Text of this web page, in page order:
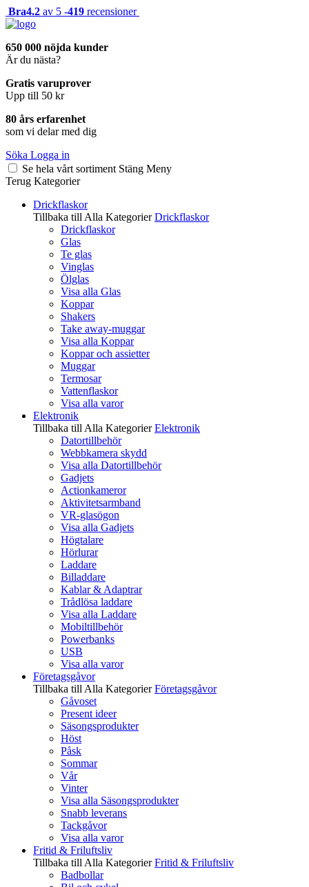
Bra4.2 av 5 -419 recensioner
650 000 nöjda kunder
Är du nästa?
Gratis varuprover
Upp till 50 kr
80 års erfarenhet
som vi delar med dig
Söka Logga in
Se hela vårt sortiment Stäng Meny
Terug Kategorier
Drickflaskor
Tillbaka till Alla Kategorier Drickflaskor
Drickflaskor
Glas
Te glas
Vinglas
Ölglas
Visa alla Glas
Koppar
Shakers
Take away-muggar
Visa alla Koppar
Koppar och assietter
Muggar
Termosar
Vattenflaskor
Visa alla varor
Elektronik
Tillbaka till Alla Kategorier Elektronik
Datortillbehör
Webbkamera skydd
Visa alla Datortillbehör
Gadjets
Actionkameror
Aktivitetsarmband
VR-glasögon
Visa alla Gadjets
Högtalare
Hörlurar
Laddare
Billaddare
Kablar & Adaptrar
Trådlösa laddare
Visa alla Laddare
Mobiltillbehör
Powerbanks
USB
Visa alla varor
Företagsgåvor
Tillbaka till Alla Kategorier Företagsgåvor
Gåvoset
Present ideer
Säsongsprodukter
Höst
Påsk
Sommar
Vår
Vinter
Visa alla Säsongsprodukter
Snabb leverans
Tackgåvor
Visa alla varor
Fritid & Friluftsliv
Tillbaka till Alla Kategorier Fritid & Friluftsliv
Badbollar